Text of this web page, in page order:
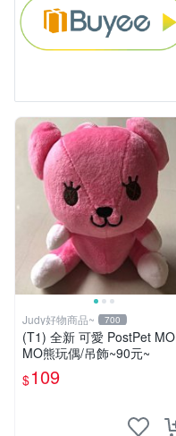
Judy好物商品~ 700
(T1) 全新 可愛 PostPet MO
MO熊玩偶/吊飾~90元~
$109